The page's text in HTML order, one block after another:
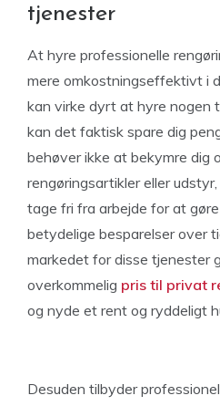
tjenester
At hyre professionelle
mere omkostningseffektivt i
kan virke dyrt at hyre nogen
kan det faktisk spare dig
behøver ikke at bekymre dig
rengøringsartikler eller
tage fri fra arbejde for at
betydelige besparelser over
markedet for disse tjenester
overkommelig pris til privat
og nyde et rent og ryddeligt
Desuden tilbyder